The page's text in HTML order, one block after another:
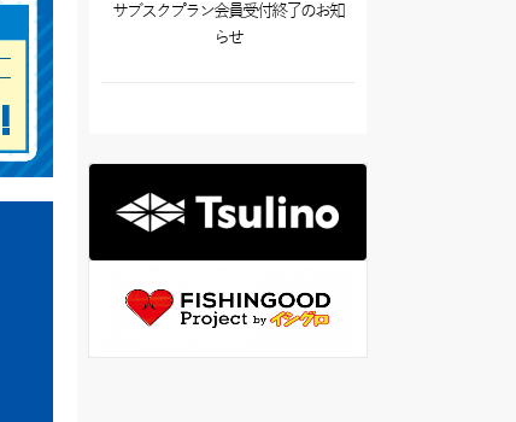
サブスクプラン会員受付終了のお知
らせ